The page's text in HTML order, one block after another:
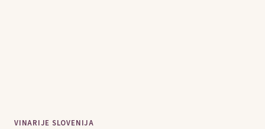
VINARIJE SLOVENIJA